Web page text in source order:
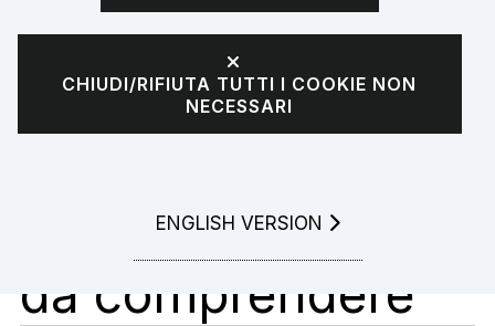
e mezzi di
scambio
origini a un futuro
da comprendere
CHIUDI/RIFIUTA TUTTI I COOKIE NON
NECESSARI
GO TO
ENGLISH VERSION